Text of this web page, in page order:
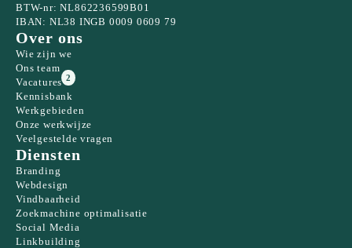
BTW-nr: NL862236599B01
IBAN: NL38 INGB 0009 0609 79
Over ons
Wie zijn we
Ons team
Vacatures 2
Kennisbank
Werkgebieden
Onze werkwijze
Veelgestelde vragen
Diensten
Branding
Webdesign
Vindbaarheid
Zoekmachine optimalisatie
Social Media
Linkbuilding